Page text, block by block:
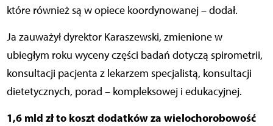
które również są w opiece koordynowanej – dodał.
Ja zauważył dyrektor Karaszewski, zmienione w
ubiegłym roku wyceny części badań dotyczą spirometrii,
konsultacji pacjenta z lekarzem specjalistą, konsultacji
dietetycznych, porad – kompleksowej i edukacyjnej.
1,6 mld zł to koszt dodatków za wielochorobowość